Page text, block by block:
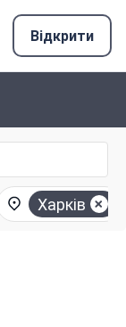
Відкрити
Харків